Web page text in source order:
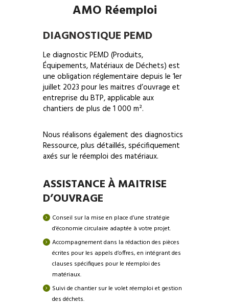
AMO Réemploi
DIAGNOSTIQUE PEMD
Le diagnostic PEMD (Produits,
Équipements, Matériaux de Déchets) est
une obligation réglementaire depuis le 1er
juillet 2023 pour les maitres d’ouvrage et
entreprise du BTP, applicable aux
chantiers de plus de 1 000 m².
Nous réalisons également des diagnostics
Ressource, plus détaillés, spécifiquement
axés sur le réemploi des matériaux.
ASSISTANCE À MAITRISE
D’OUVRAGE
Conseil sur la mise en place d’une stratégie
d’économie circulaire adaptée à votre projet.
Accompagnement dans la rédaction des pièces
écrites pour les appels d’offres, en intégrant des
clauses spécifiques pour le réemploi des
matériaux.
Suivi de chantier sur le volet réemploi et gestion
des déchets.